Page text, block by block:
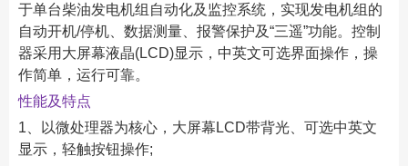
于单台柴油发电机组自动化及监控系统，实现发电机组的
自动开机/停机、数据测量、报警保护及“三遥”功能。控制
器采用大屏幕液晶(LCD)显示，中英文可选界面操作，操
作简单，运行可靠。
性能及特点
1、以微处理器为核心，大屏幕LCD带背光、可选中英文
显示，轻触按钮操作;